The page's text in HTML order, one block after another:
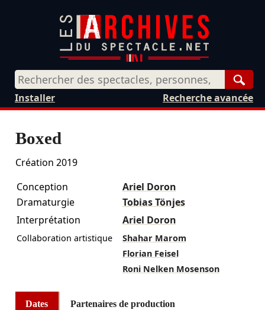
Recherche avancée
Installer
Boxed
Création 2019
Conception
Ariel Doron
Dramaturgie
Tobias Tönjes
Interprétation
Ariel Doron
Collaboration artistique
Shahar Marom
Florian Feisel
Roni Nelken Mosenson
Dates Partenaires de production